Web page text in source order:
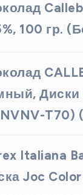
100 гр.
Диски
T70)
Italiana
Joc